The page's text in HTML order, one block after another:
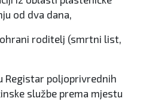
od dva dana,
roditelj (smrtni list,
Registar poljoprivrednih
službe prema mjestu